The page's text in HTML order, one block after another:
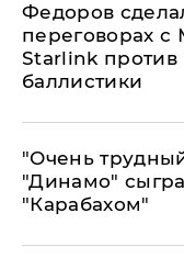
Федоров
переговорах
Starlink против
баллистики
"Очень
"Динамо"
"Карабахом"